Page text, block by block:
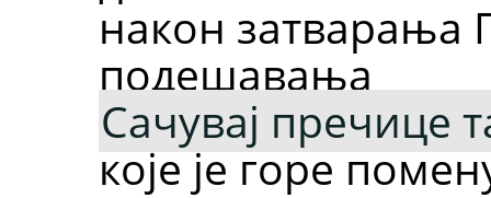
након затварања
подешавања
Сачувај пречице
које је горе